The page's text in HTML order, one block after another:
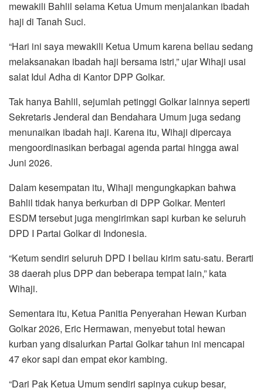
mewakili Bahlil selama Ketua Umum menjalankan ibadah
haji di Tanah Suci.
“Hari ini saya mewakili Ketua Umum karena beliau sedang
melaksanakan ibadah haji bersama istri,” ujar Wihaji usai
salat Idul Adha di Kantor DPP Golkar.
Tak hanya Bahlil, sejumlah petinggi Golkar lainnya seperti
Sekretaris Jenderal dan Bendahara Umum juga sedang
menunaikan ibadah haji. Karena itu, Wihaji dipercaya
mengoordinasikan berbagai agenda partai hingga awal
Juni 2026.
Dalam kesempatan itu, Wihaji mengungkapkan bahwa
Bahlil tidak hanya berkurban di DPP Golkar. Menteri
ESDM tersebut juga mengirimkan sapi kurban ke seluruh
DPD I Partai Golkar di Indonesia.
“Ketum sendiri seluruh DPD I beliau kirim satu-satu. Berarti
38 daerah plus DPP dan beberapa tempat lain,” kata
Wihaji.
Sementara itu, Ketua Panitia Penyerahan Hewan Kurban
Golkar 2026, Eric Hermawan, menyebut total hewan
kurban yang disalurkan Partai Golkar tahun ini mencapai
47 ekor sapi dan empat ekor kambing.
“Dari Pak Ketua Umum sendiri sapinya cukup besar,